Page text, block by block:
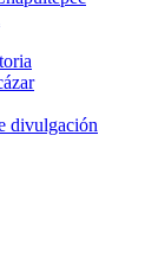
divulgación